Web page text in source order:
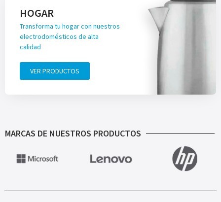
HOGAR
Transforma tu hogar con nuestros
electrodomésticos de alta
calidad
VER PRODUCTOS
MARCAS DE NUESTROS PRODUCTOS